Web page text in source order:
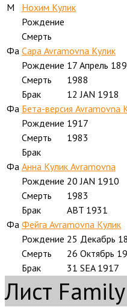
M
Нохим Кулик
Рождение
Смерть
Фа Сара Avramovna Кулик
Рождение 17 Апрель
Смерть
1988
Брак
12 JAN 1918
Фа Бета-версия Avramovna
Рождение 1917
Смерть
1983
Брак
Фа Анна Кулик Avramovna
Рождение 20 JAN 1910
Смерть
1983
Брак
ABT 1931
Фа Фейга Avramovna Кулик
Рождение 25 Декабрь
Смерть
26 Октябрь
Брак
31 SEA 1917
Лист